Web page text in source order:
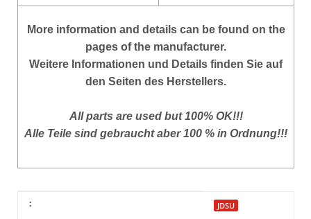
Moreinformation and details can be found on the
pages of the manufacturer.
Weitere Informationen und Details finden Sie auf
den Seiten des Herstellers.
All parts are used but 100% OK!!!
Alle Teile sind gebraucht aber 100 % in Ordnung!!!
Item information
Value
: JDSU